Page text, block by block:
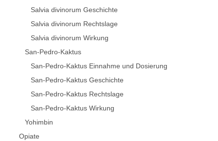
Salvia divinorum Geschichte
Salvia divinorum Rechtslage
Salvia divinorum Wirkung
San-Pedro-Kaktus
San-Pedro-Kaktus Einnahme und Dosierung
San-Pedro-Kaktus Geschichte
San-Pedro-Kaktus Rechtslage
San-Pedro-Kaktus Wirkung
Yohimbin
Opiate